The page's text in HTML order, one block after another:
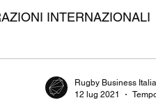
INTERNAZIONALI
Rugby Business Italia
12 lug 2021